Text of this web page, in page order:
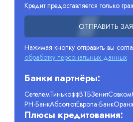
Кредит предоставляется только
ОТПРАВИТЬ
Нажимая кнопку отправить вы
обработку персональных данных
Банки партнёры:
СетелемТинькоффВТБЗенит
РН-БанкАбсолютЕвропа-Банк
Плюсы кредитования: